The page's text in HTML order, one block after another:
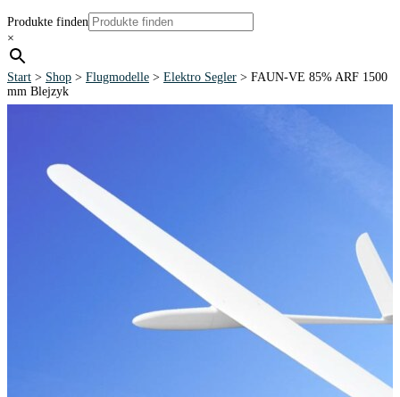
Produkte finden
×
Start > Shop > Flugmodelle > Elektro Segler > FAUN-VE 85% ARF 1500
mm Blejzyk